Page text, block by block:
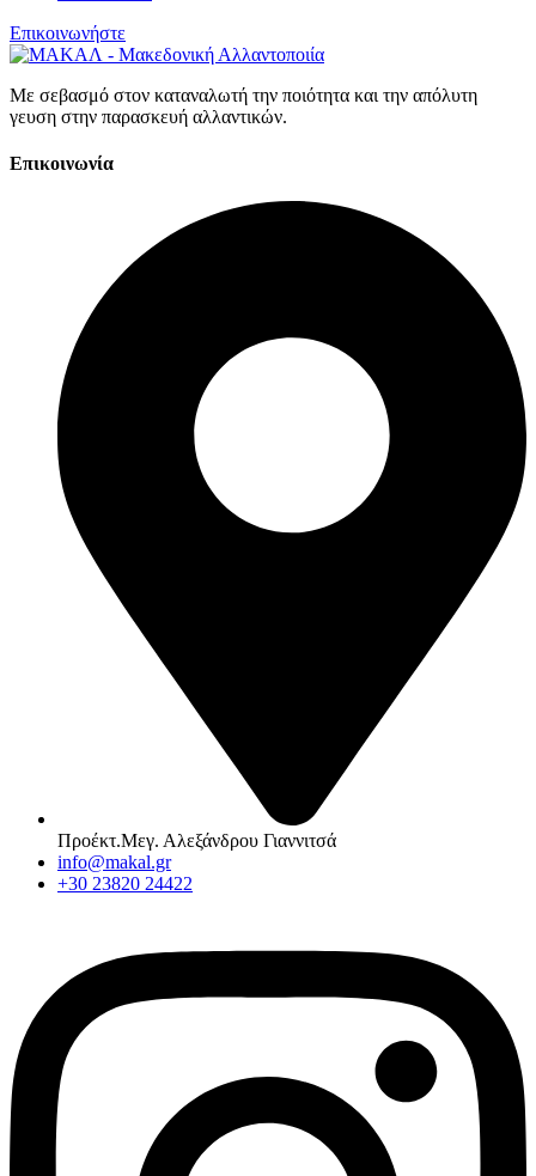
Επικοινωνήστε
Με σεβασμό στον καταναλωτή την ποιότητα και την απόλυτη
γευση στην παρασκευή αλλαντικών.
Επικοινωνία
Προέκτ.Μεγ. Αλεξάνδρου Γιαννιτσά
info@makal.gr
+30 23820 24422